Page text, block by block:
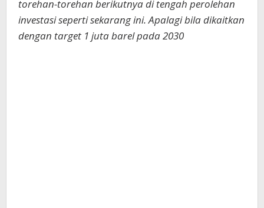
torehan-torehan berikutnya di tengah perolehan
investasi seperti sekarang ini. Apalagi bila dikaitkan
dengan target 1 juta barel pada 2030